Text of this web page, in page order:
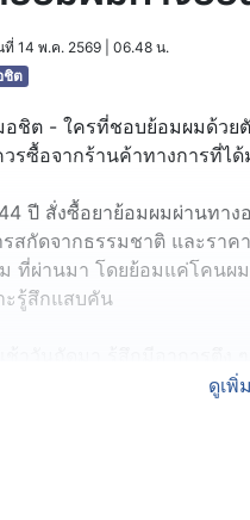
ที่ 14 พ.ค. 2569 | 06.48 น.
ชิต
อชิต - ใครที่ชอบย้อมผมด้วย
รซื้อจากร้านค้าทางการที่ไ
ปี สั่งซื้อยาย้อมผมผ่านทา
สกัดจากธรรมชาติ และรา
ที่ผ่านมา โดยย้อมแค่โคนผม
ะรู้สึกแสบคัน
คมผมบริเวณที่ย้อมสี มั่นใจว่
ดูเพิ่